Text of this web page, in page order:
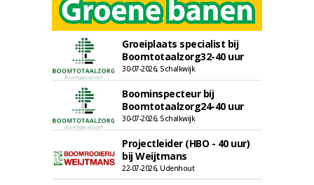
Groeiplaats specialist bij
Boomtotaalzorg32-40 uur
30-07-2026, Schalkwijk
Boominspecteur bij
Boomtotaalzorg24-40 uur
30-07-2026, Schalkwijk
Projectleider (HBO - 40 uur)
bij Weijtmans
22-07-2026, Udenhout